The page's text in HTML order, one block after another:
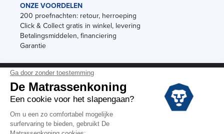
ONZE VOORDELEN
200 proefnachten: retour, herroeping
Click & Collect gratis in winkel, levering
Betalingsmiddelen, financiering
Garantie
Black Friday
Voorraadverkoop